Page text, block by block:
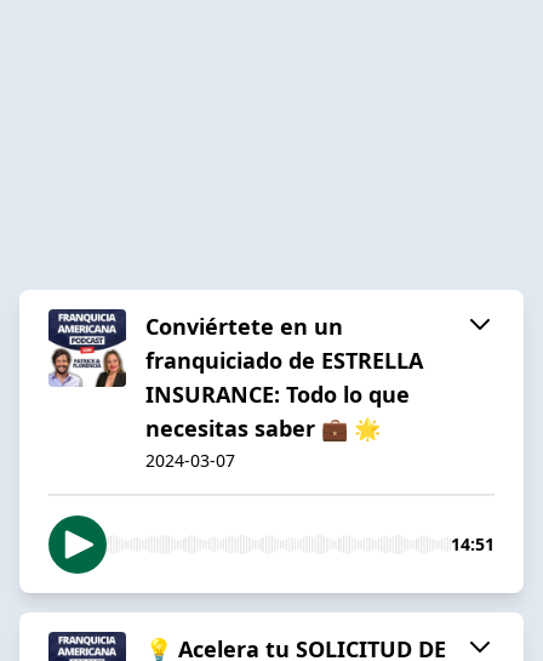
Conviértete en un
franquiciado de ESTRELLA
INSURANCE: Todo lo que
necesitas saber 💼 🌟
2024-03-07
14:51
💡 Acelera tu SOLICITUD DE